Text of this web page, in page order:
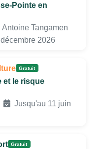
Pointe en
Tangamen
2026
Gratuit
et le risque
Jusqu'au 11 juin
Gratuit